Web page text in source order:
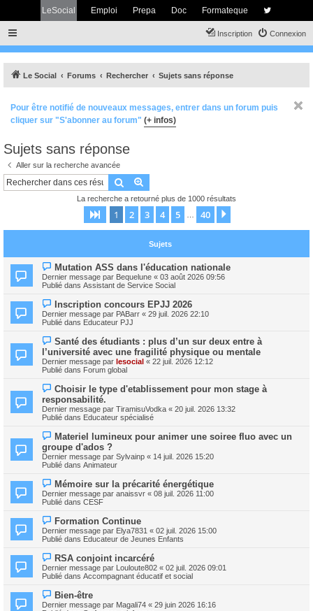
LeSocial Emploi Prepa Doc Formateque
Connexion
Inscription
Le Social Forums Rechercher Sujets sans réponse
Pour être notifié de nouveaux messages, entrer dans un forum puis
cliquer sur "S'abonner au forum" (+ infos)
Sujets sans réponse
Aller sur la recherche avancée
Rechercher
La recherche a retourné plus de 1000 résultats
Page 1sur40
1 2 3 4 5 40
Sujets
N
o
u
v
a
u
m
s
s
a
g
e
Mutation ASS dans l'éducation nationale
Dernier message par Bequelune « 03 août 2026 09:56
Publié dans Assistant de Service Social
N
o
u
v
a
u
m
e
s
a
g
e
Inscription concours EPJJ 2026
Dernier message par PABarr « 29 juil. 2026 22:10
Publié dans Educateur PJJ
N
o
u
v
e
u
m
e
s
s
a
g
e
Santé des étudiants : plus d’un sur deux entre à
l’université avec une fragilité physique ou mentale
Dernier message par lesocial « 22 juil. 2026 12:12
Publié dans Forum global
N
o
u
v
e
u
m
e
s
s
a
g
e
Choisir le type d'etablissement pour mon stage à
responsabilité.
Dernier message par TiramisuVodka « 20 juil. 2026 13:32
Publié dans Educateur spécialisé
N
o
u
v
e
u
m
e
s
a
g
e
Materiel lumineux pour animer une soiree fluo avec un
groupe d'ados ?
Dernier message par Sylvainp « 14 juil. 2026 15:20
Publié dans Animateur
N
o
u
v
a
u
m
s
s
a
e
Mémoire sur la précarité énergétique
Dernier message par anaissvr « 08 juil. 2026 11:00
Publié dans CESF
N
o
u
v
a
u
m
s
s
Formation Continue
Dernier message par Elya7831 « 02 juil. 2026 15:00
Publié dans Educateur de Jeunes Enfants
N
o
u
v
a
u
RSA conjoint incarcéré
Dernier message par Louloute802 « 02 juil. 2026 09:01
Publié dans Accompagnant éducatif et social
N
o
u
Bien-être
Dernier message par Magali74 « 29 juin 2026 16:16